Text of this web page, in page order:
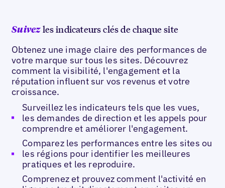
Suivezles indicateurs clés de chaque site
Obtenez une image claire des performances de
votre marque sur tous les sites. Découvrez
comment la visibilité, l'engagement et la
réputation influent sur vos revenus et votre
croissance.
Surveillez les indicateurs tels que les vues,
les demandes de direction et les appels pour
comprendre et améliorer l'engagement.
Comparez les performances entre les sites ou
les régions pour identifier les meilleures
pratiques et les reproduire.
Comprenez et prouvez comment l'activité en